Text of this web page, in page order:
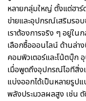
หลายกลุ่มใหญ่ ตั้งแต่ฮา
ข่ายและอุปกรณ์เสริมรอ
เราต้องการจริง ๆ อยู่ใน
เลือกซื้อออนไลน์ ด้านล่
คอมพิวเตอร์และโน้ตบุ๊ก
เมื่อพูดถึงอุปกรณ์ไอทีสิ่
แบ่งออกได้เป็นหลายรูป
พลังประมวลผลสูง เช่น